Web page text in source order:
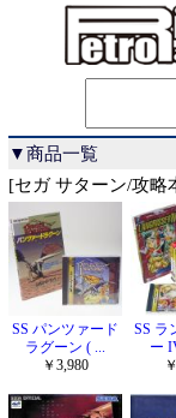
▼商品一覧
[セガ サターン/攻略
SS パンツァード
ラグーン ( ...
￥3,980
SS ラ
ー